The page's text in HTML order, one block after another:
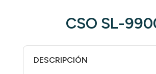
CSO SL-
DESCRIPCIÓN